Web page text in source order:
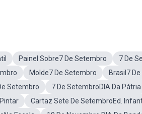
Painel Sobre7 De Setembro 7 De
Molde7 De Setembro Brasil7
Setembro
7 De SetembroDIA Da Pátria
Cartaz Sete De SetembroEd.